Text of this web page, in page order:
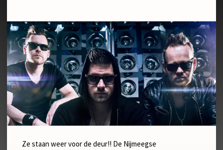
Ze staan weer voor de deur!! De Nijmeegse